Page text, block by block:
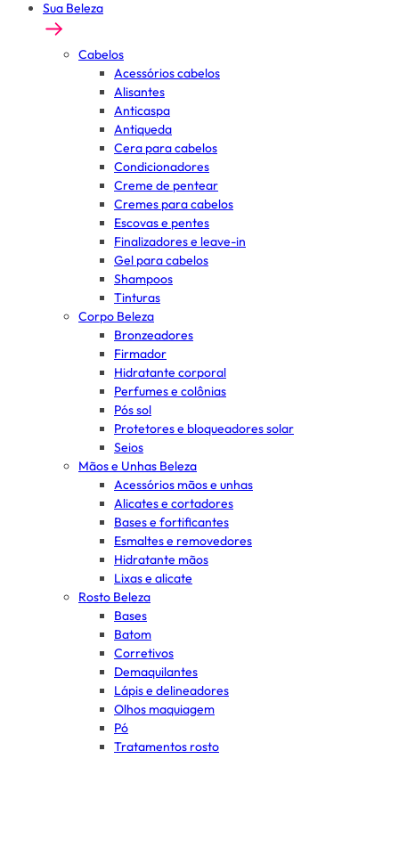
Sua Beleza
Cabelos
Acessórios cabelos
Alisantes
Anticaspa
Antiqueda
Cera para cabelos
Condicionadores
Creme de pentear
Cremes para cabelos
Escovas e pentes
Finalizadores e leave-in
Gel para cabelos
Shampoos
Tinturas
Corpo Beleza
Bronzeadores
Firmador
Hidratante corporal
Perfumes e colônias
Pós sol
Protetores e bloqueadores solar
Seios
Mãos e Unhas Beleza
Acessórios mãos e unhas
Alicates e cortadores
Bases e fortificantes
Esmaltes e removedores
Hidratante mãos
Lixas e alicate
Rosto Beleza
Bases
Batom
Corretivos
Demaquilantes
Lápis e delineadores
Olhos maquiagem
Pó
Tratamentos rosto